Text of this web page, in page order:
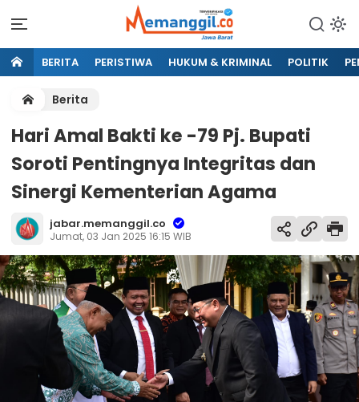
BERITA PERISTIWA HUKUM & KRIMINAL POLITIK
Berita
Hari Amal Bakti ke -79 Pj. Bupati
Soroti Pentingnya Integritas dan
Sinergi Kementerian Agama
jabar.memanggil.co
Jumat, 03 Jan 2025 16:15 WIB